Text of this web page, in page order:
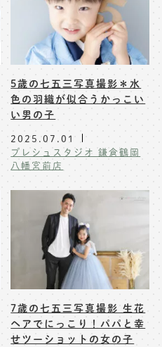
ログインする
録はこちら
5歳の七五三写真撮影＊水
色の羽織が似合うかっこい
い男の子
2025.07.01
プレシュスタジオ 鎌倉鶴岡
八幡宮前店
7歳の七五三写真撮影 生花
ヘアでにっこり！パパと幸
せツーショットの女の子